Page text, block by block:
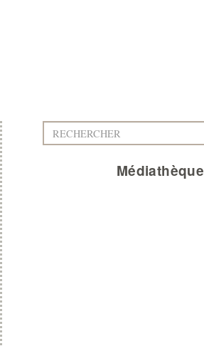
Médiathèque